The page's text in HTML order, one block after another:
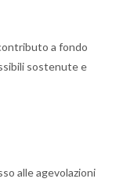
a fondo
sostenute e
alle agevolazioni